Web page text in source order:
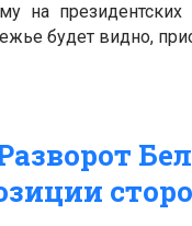
на
будет видно,